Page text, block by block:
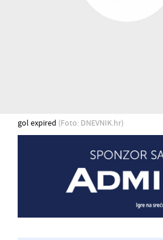
gol expired (Foto: DNEVNIK.hr)